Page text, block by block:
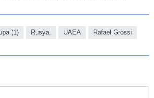
(1) Rusya, UAEA Rafael Grossi